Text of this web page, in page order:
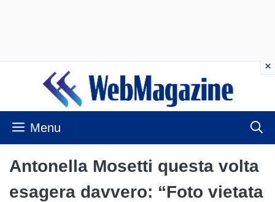
contenuto
Menu
Antonella Mosetti questa volta
esagera davvero: “Foto vietata